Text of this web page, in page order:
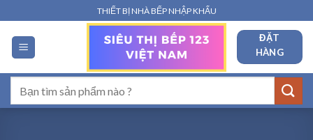
qua
nội
dung
THIẾT BỊ NHÀ BẾP NHẬP KHẨU
ĐẶT
HÀNG
kiếm: